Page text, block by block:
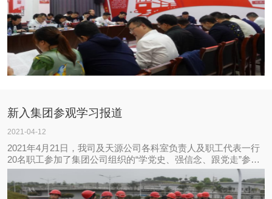
新入集团参观学习报道
2021-04-12
2021年4月21日，我司及天源公司各科室负责人及职工代表一行
20名职工参加了集团公司组织的“学党史、强信念、跟党走”参观
学习活动，前往了集团下属城东污水处理厂、自来水二水厂、水
质检测中心参观学习。